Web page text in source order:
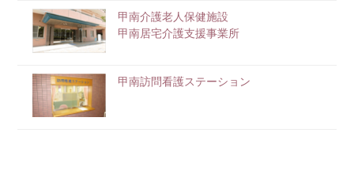
甲南介護老人保健施設
甲南居宅介護支援事業所
甲南訪問看護ステーション